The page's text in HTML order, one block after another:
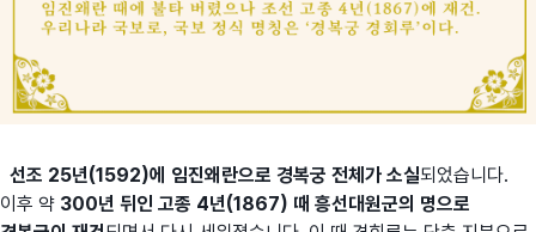
선조 25년(1592)에 임진왜란으로 경복궁 전체가 소실되었습니다.
이후 약 300년 뒤인 고종 4년(1867) 때 흥선대원군의 명으로